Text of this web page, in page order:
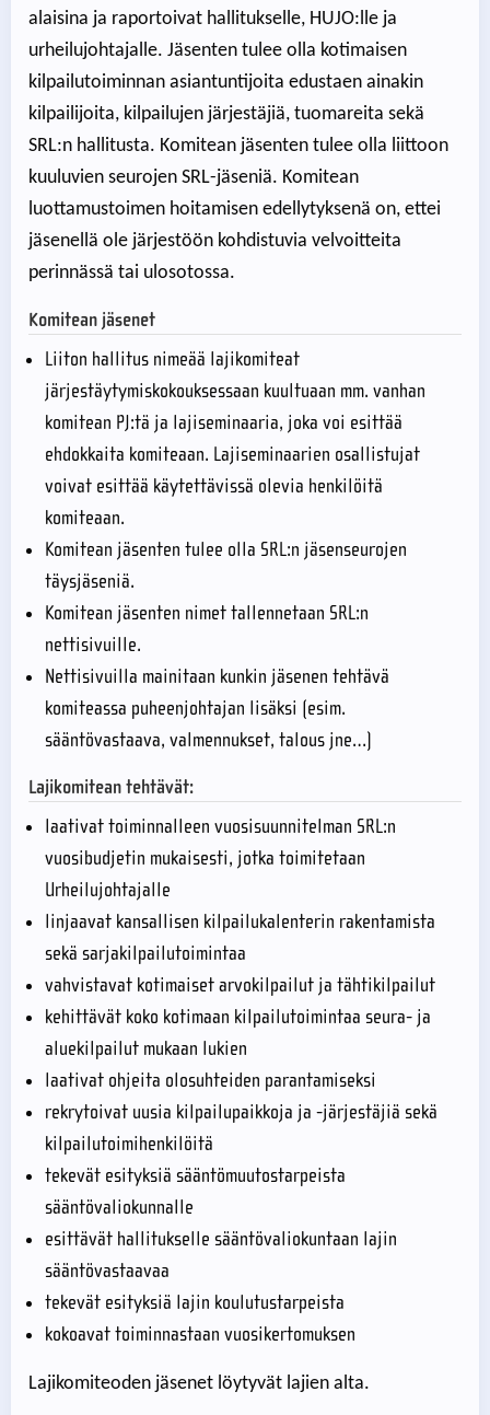
alaisina ja raportoivat hallitukselle, HUJO:lle ja
urheilujohtajalle. Jäsenten tulee olla kotimaisen
kilpailutoiminnan asiantuntijoita edustaen ainakin
kilpailijoita, kilpailujen järjestäjiä, tuomareita sekä
SRL:n hallitusta. Komitean jäsenten tulee olla liittoon
kuuluvien seurojen SRL-jäseniä. Komitean
luottamustoimen hoitamisen edellytyksenä on, ettei
jäsenellä ole järjestöön kohdistuvia velvoitteita
perinnässä tai ulosotossa.
Komitean jäsenet
Liiton hallitus nimeää lajikomiteat
järjestäytymiskokouksessaan kuultuaan mm. vanhan
komitean PJ:tä ja lajiseminaaria, joka voi esittää
ehdokkaita komiteaan. Lajiseminaarien osallistujat
voivat esittää käytettävissä olevia henkilöitä
komiteaan.
Komitean jäsenten tulee olla SRL:n jäsenseurojen
täysjäseniä.
Komitean jäsenten nimet tallennetaan SRL:n
nettisivuille.
Nettisivuilla mainitaan kunkin jäsenen tehtävä
komiteassa puheenjohtajan lisäksi (esim.
sääntövastaava, valmennukset, talous jne…)
Lajikomitean tehtävät:
laativat toiminnalleen vuosisuunnitelman SRL:n
vuosibudjetin mukaisesti, jotka toimitetaan
Urheilujohtajalle
linjaavat kansallisen kilpailukalenterin rakentamista
sekä sarjakilpailutoimintaa
vahvistavat kotimaiset arvokilpailut ja tähtikilpailut
kehittävät koko kotimaan kilpailutoimintaa seura- ja
aluekilpailut mukaan lukien
laativat ohjeita olosuhteiden parantamiseksi
rekrytoivat uusia kilpailupaikkoja ja -järjestäjiä sekä
kilpailutoimihenkilöitä
tekevät esityksiä sääntömuutostarpeista
sääntövaliokunnalle
esittävät hallitukselle sääntövaliokuntaan lajin
sääntövastaavaa
tekevät esityksiä lajin koulutustarpeista
kokoavat toiminnastaan vuosikertomuksen
Lajikomiteoden jäsenet löytyvät lajien alta.